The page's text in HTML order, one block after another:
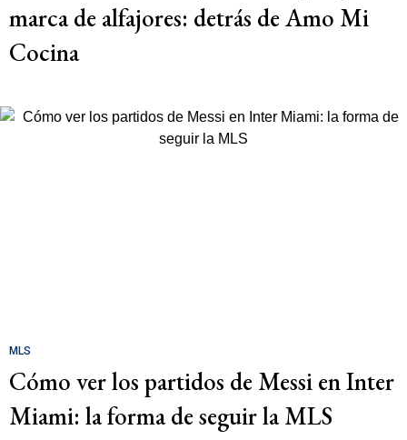
marca de alfajores: detrás de Amo Mi
Cocina
MLS
Cómo ver los partidos de Messi en Inter
Miami: la forma de seguir la MLS